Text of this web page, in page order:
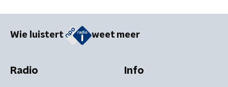
Wie luistert weet meer
Radio Info